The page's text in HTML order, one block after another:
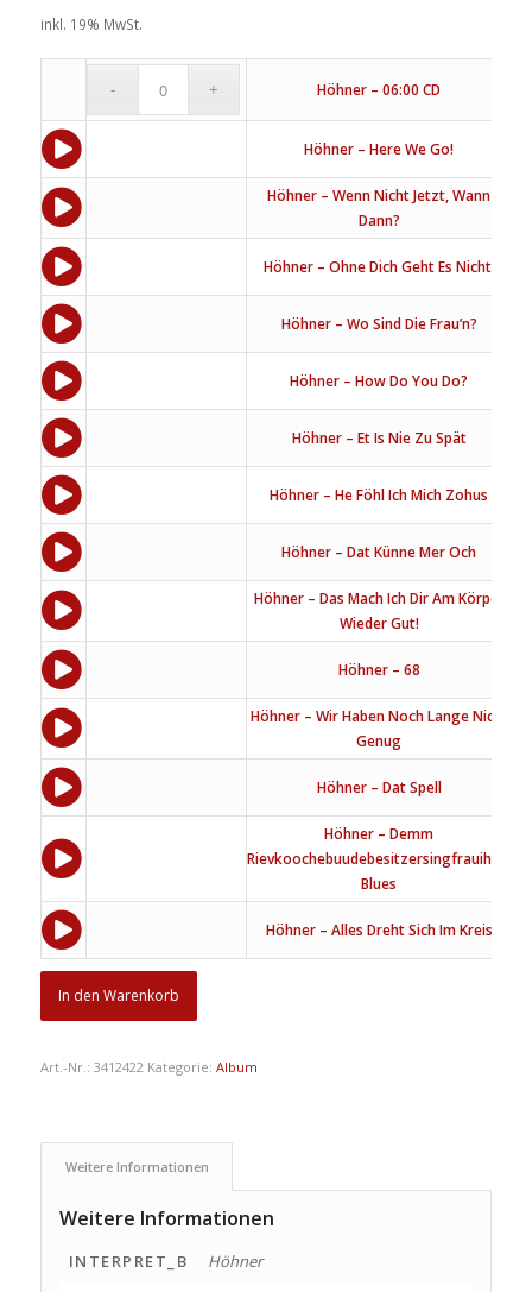
inkl. 19% MwSt.
Höhner – 06:00 CD
Höhner – Here We Go!
Höhner – Wenn Nicht Jetzt, Wann
Dann?
Höhner – Ohne Dich Geht Es Nicht!
Höhner – Wo Sind Die Frau’n?
Höhner – How Do You Do?
Höhner – Et Is Nie Zu Spät
Höhner – He Föhl Ich Mich Zohus
Höhner – Dat Künne Mer Och
Höhner – Das Mach Ich Dir Am Körper
Wieder Gut!
Höhner – 68
Höhner – Wir Haben Noch Lange Nicht
Genug
Höhner – Dat Spell
Höhner – Demm
Rievkoochebuudebesitzersingfrauihre-
Blues
Höhner – Alles Dreht Sich Im Kreis
In den Warenkorb
Art.-Nr.: 3412422 Kategorie: Album
Weitere Informationen
Weitere Informationen
INTERPRET_B Höhner